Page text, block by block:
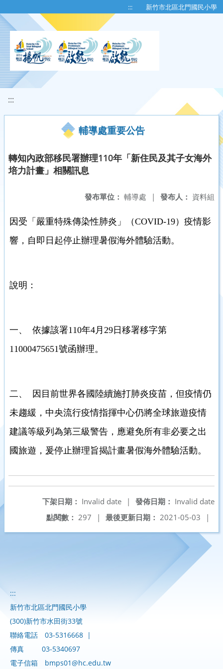
::: 新竹市北區北門國民小學
:::
輔導處重要公告
轉知內政部移民署辦理110年「新住民及其子女海外
培力計畫」相關訊息
發布人： 資料組
發布單位： 輔導處 |
因受「嚴重特殊傳染性肺炎」（COVID-19）疫情影
響，自即日起停止辦理暑假海外體驗活動。
說明：
一、 依據該署110年4月29日移署移字第
11000475651號函辦理。
二、 因目前世界各國陸續施打肺炎疫苗，但疫情仍
未趨緩，中央流行疫情指揮中心仍將全球旅遊疫情
建議等級列為第三級警告，應避免所有非必要之出
國旅遊，爰停止辦理旨揭計畫暑假海外體驗活動。
發佈日期： Invalid date
下架日期： Invalid date
|
最後更新日期： 2021-05-03 |
點閱數： 297 |
:::
新竹市北區北門國民小學
(300)新竹市水田街33號
聯絡電話
03-5316668 |
傳真
03-5340697
電子信箱
bmps01@hc.edu.tw